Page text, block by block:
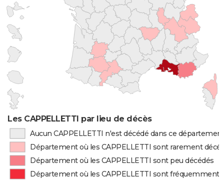
Les CAPPELLETTI par lieu de décès
Aucun CAPPELLETTI n'est décédé dans ce
Département où les CAPPELLETTI sont rarement
Département où les CAPPELLETTI sont peu décédés
Département où les CAPPELLETTI sont fréquemment